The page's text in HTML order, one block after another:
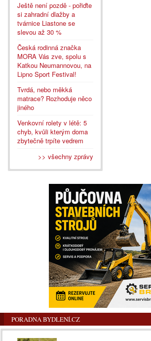
Ještě není pozdě - pořiďte
si zahradní dlažby a
tvárnice Liastone se
slevou až 30 %
Česká rodinná značka
MORA Vás zve, spolu s
Katkou Neumannovou, na
Lipno Sport Festival!
Tvrdá, nebo měkká
matrace? Rozhoduje něco
jiného
Venkovní rolety v létě: 5
chyb, kvůli kterým doma
zbytečně trpíte vedrem
>> všechny zprávy
PORADNA BYDLENÍ.CZ